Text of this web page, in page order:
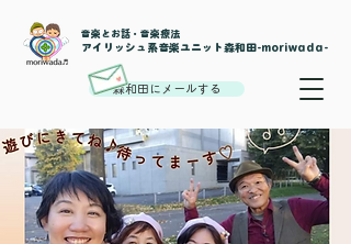
音楽とお話・音楽療法
​アイリッシュ系音楽ユニット森和田-moriwada-
森和田にメールする